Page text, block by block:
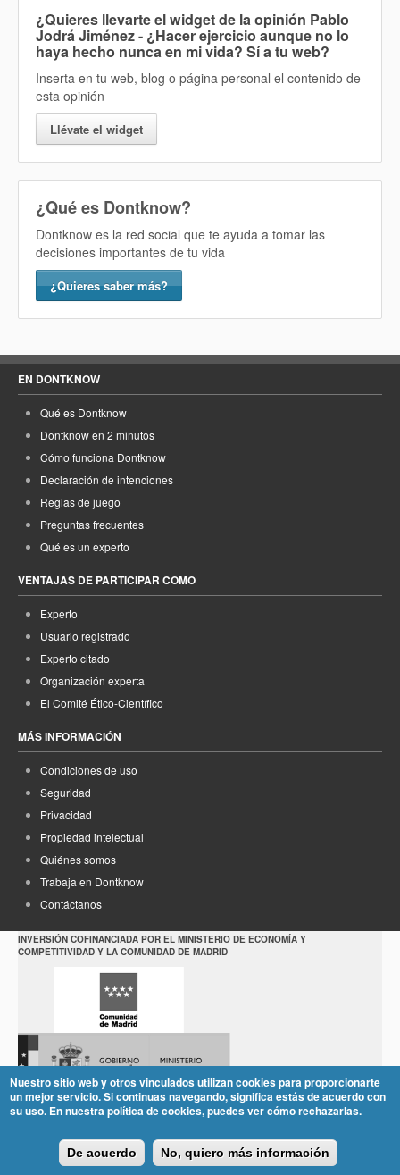
¿Quieres llevarte el widget de la opinión Pablo
Jodrá Jiménez - ¿Hacer ejercicio aunque no lo
haya hecho nunca en mi vida? Sía tu web?
Inserta en tu web, blog o página personal el contenido de
esta opinión
Llévate el widget
¿Qué es Dontknow?
Dontknow es la red social que te ayuda a tomar las
decisiones importantes de tu vida
¿Quieres saber más?
EN DONTKNOW
Qué es Dontknow
Dontknow en 2 minutos
Cómo funciona Dontknow
Declaración de intenciones
Reglas de juego
Preguntas frecuentes
Qué es un experto
VENTAJAS DE PARTICIPAR COMO
Experto
Usuario registrado
Experto citado
Organización experta
El Comité Ético-Científico
MÁS INFORMACIÓN
Condiciones de uso
Seguridad
Privacidad
Propiedad intelectual
Quiénes somos
Trabaja en Dontknow
Contáctanos
INVERSIÓN COFINANCIADA POR EL MINISTERIO DE ECONOMÍA Y
COMPETITIVIDAD Y LA COMUNIDAD DE MADRID
Nuestro sitio web y otros vinculados utilizan cookies para proporcionarte
un mejor servicio. Si continuas navegando, significa estás de acuerdo con
su uso. En nuestra política de cookies, puedes ver cómo rechazarlas.
De acuerdo No, quiero más información